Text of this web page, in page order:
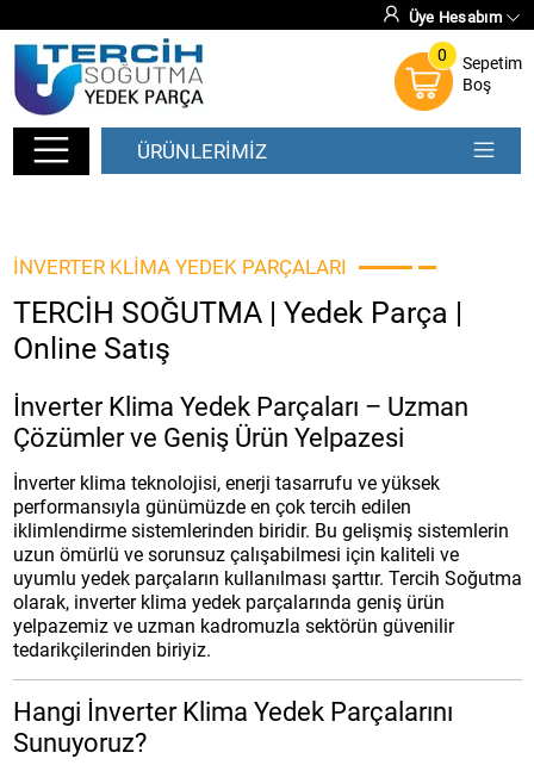
Üye Hesabım
Sepetim
0
Boş
ÜRÜNLERİMİZ
İNVERTER KLIMA YEDEK PARÇALARI
TERCİH SOĞUTMA | Yedek Parça |
Online Satış
İnverter Klima Yedek Parçaları – Uzman
Çözümler ve Geniş Ürün Yelpazesi
İnverter klima teknolojisi, enerji tasarrufu ve yüksek
performansıyla günümüzde en çok tercih edilen
iklimlendirme sistemlerinden biridir. Bu gelişmiş sistemlerin
uzun ömürlü ve sorunsuz çalışabilmesi için kaliteli ve
uyumlu yedek parçaların kullanılması şarttır. Tercih Soğutma
olarak, inverter klima yedek parçalarında geniş ürün
yelpazemiz ve uzman kadromuzla sektörün güvenilir
tedarikçilerinden biriyiz.
Hangi İnverter Klima Yedek Parçalarını
Sunuyoruz?